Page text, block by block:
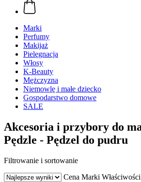
Marki
Perfumy
Makijaż
Pielęgnacja
Włosy
K-Beauty
Mężczyzna
Niemowlę i małe dziecko
Gospodarstwo domowe
SALE
Akcesoria i przybory do
Pędzle - Pędzel do pudru
Filtrowanie i sortowanie
Cena Marki